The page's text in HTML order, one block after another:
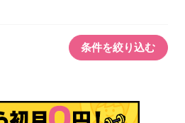
条件を絞り込む